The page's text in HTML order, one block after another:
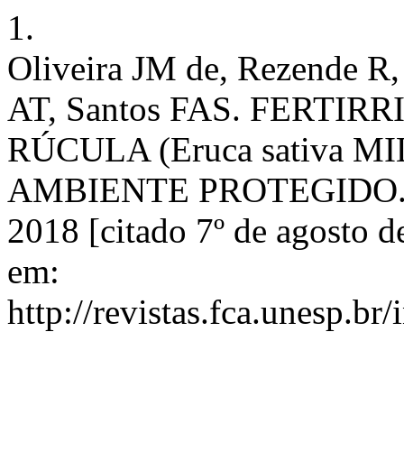
1.
Oliveira JM de, Rezende
AT, Santos FAS.
RÚCULA (Eruca sativa
AMBIENTE
2018 [citado 7º de agosto
em:
http://